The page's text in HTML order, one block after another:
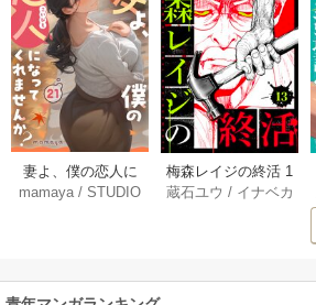
妻よ、僕の恋人に
なってくれません
mamaya /STUDIO
梅森レイジの終活 1
3巻
蔵石ユウ / イナベカ